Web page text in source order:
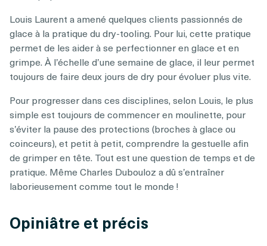
Louis Laurent a amené quelques clients passionnés de
glace à la pratique du dry-tooling. Pour lui, cette pratique
permet de les aider à se perfectionner en glace et en
grimpe. À l’échelle d’une semaine de glace, il leur permet
toujours de faire deux jours de dry pour évoluer plus vite.
Pour progresser dans ces disciplines, selon Louis, le plus
simple est toujours de commencer en moulinette, pour
s’éviter la pause des protections (broches à glace ou
coinceurs), et petit à petit, comprendre la gestuelle afin
de grimper en tête. Tout est une question de temps et de
pratique. Même Charles Dubouloz a dû s’entraîner
laborieusement comme tout le monde !
Opiniâtre et précis